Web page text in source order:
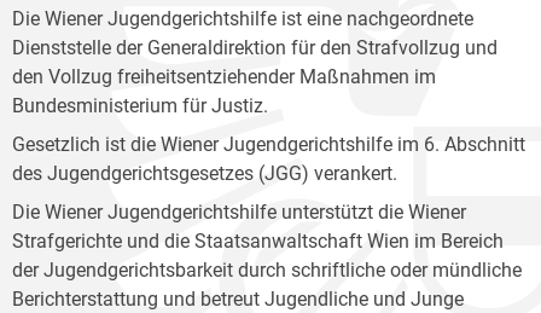
Die Wiener Jugendgerichtshilfe ist eine nachgeordnete
Dienststelle der Generaldirektion für den Strafvollzug und
den Vollzug freiheitsentziehender Maßnahmen im
Bundesministerium für Justiz.
Gesetzlich ist die Wiener Jugendgerichtshilfe im 6. Abschnitt
des Jugendgerichtsgesetzes (JGG) verankert.
Die Wiener Jugendgerichtshilfe unterstützt die Wiener
Strafgerichte und die Staatsanwaltschaft Wien im Bereich
der Jugendgerichtsbarkeit durch schriftliche oder mündliche
Berichterstattung und betreut Jugendliche und Junge